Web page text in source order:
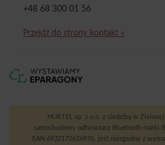
+48 68 300 01 56
Przejdź do strony kontakt »
HURTEL sp. z o.o. z siedzibą w
samochodowy odtwarzacz Bluetooth marki
EAN 6932172626976, jest niezgodny z